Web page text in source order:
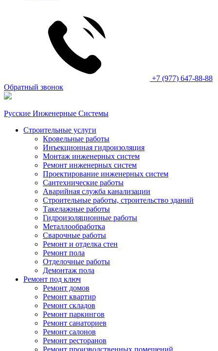
+7 (977) 647-88-88
Обратный звонок
Русские Инженерные Системы
Строительные услуги
Кровельные работы
Инъекционная гидроизоляция
Монтаж инженерных систем
Ремонт инженерных систем
Проектирование инженерных систем
Сантехнические работы
Аварийная служба канализации
Строительные работы, строительство зданий
Такелажные работы
Гидроизоляционные работы
Металлообработка
Сварочные работы
Ремонт и отделка стен
Ремонт пола
Отделочные работы
Демонтаж пола
Ремонт под ключ
Ремонт домов
Ремонт квартир
Ремонт складов
Ремонт паркингов
Ремонт санаториев
Ремонт салонов
Ремонт ресторанов
Ремонт производственных помещений